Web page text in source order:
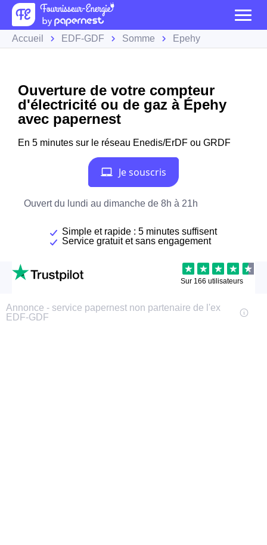
Accueil EDF-GDF Somme Épehy